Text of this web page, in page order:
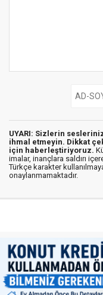
UYARI: Sizlerin
ihmal etmeyin. Dikkat
için haberleştiriyoruz.
imalar, inançlara saldırı
Türkçe karakter
onaylanmamaktadır.